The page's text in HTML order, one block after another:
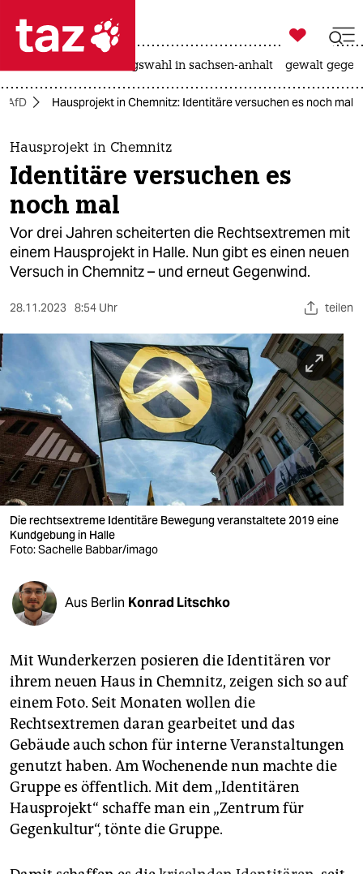
 taz zahl ich
taz zahl ich
themen
politik
öko
gesellschaft
sport
berlin
nord
wahrheit
verlag
verlag
veranstaltungen
fragen & hilfe
abo
genossenschaft
epaper login

taz zahl ich
landtagswahl in sachsen-anhalt gewalt
AfD Hausprojekt in Chemnitz: Identitäre versuchen es noch mal
Hausprojekt in Chemnitz
Identitäre versuchen es
noch mal
Vor drei Jahren scheiterten die Rechtsextremen mit
einem Hausprojekt in Halle. Nun gibt es einen neuen
Versuch in Chemnitz – und erneut Gegenwind.
28.11.2023 8:54 Uhr teilen
Die rechtsextreme Identitäre Bewegung veranstaltete 2019 eine
Kundgebung in Halle
Foto: Sachelle Babbar/imago
Aus Berlin Konrad Litschko
Mit Wunderkerzen posieren die Identitären vor
ihrem neuen Haus in Chemnitz, zeigen sich so auf
einem Foto. Seit Monaten wollen die
Rechtsextremen daran gearbeitet und das
Gebäude auch schon für interne Veranstaltungen
genutzt haben. Am Wochenende nun machte die
Gruppe es öffentlich. Mit dem „Identitären
Hausprojekt“ schaffe man ein „Zentrum für
Gegenkultur“, tönte die Gruppe.